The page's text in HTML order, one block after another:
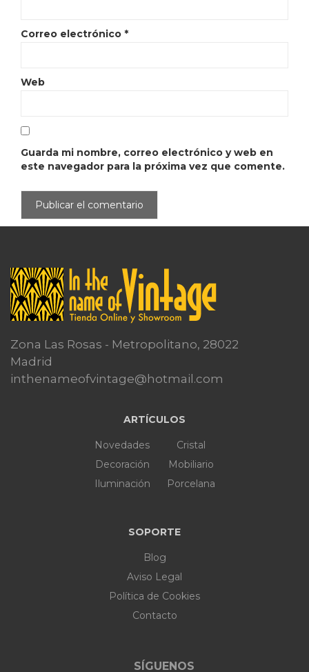
Correo electrónico *
Web
Guarda mi nombre, correo electrónico y web en
este navegador para la próxima vez que comente.
Zona Las Rosas - Metropolitano, 28022
Madrid
inthenameofvintage@hotmail.com
ARTÍCULOS
Novedades
Decoración
Iluminación
Cristal
Mobiliario
Porcelana
SOPORTE
Blog
Aviso Legal
Política de Cookies
Contacto
SÍGUENOS